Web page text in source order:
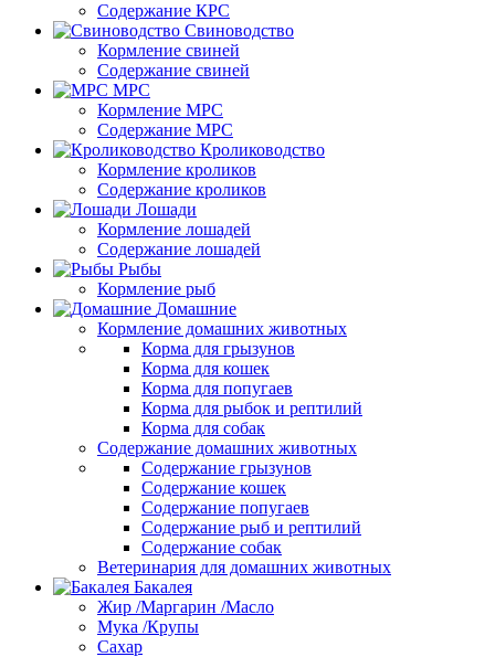
Содержание КРС
Свиноводство
Кормление свиней
Содержание свиней
МРС
Кормление МРС
Содержание МРС
Кролиководство
Кормление кроликов
Содержание кроликов
Лошади
Кормление лошадей
Содержание лошадей
Рыбы
Кормление рыб
Домашние
Кормление домашних животных
Корма для грызунов
Корма для кошек
Корма для попугаев
Корма для рыбок и рептилий
Корма для собак
Содержание домашних животных
Содержание грызунов
Содержание кошек
Содержание попугаев
Содержание рыб и рептилий
Содержание собак
Ветеринария для домашних животных
Бакалея
Жир /Маргарин /Масло
Мука /Крупы
Сахар